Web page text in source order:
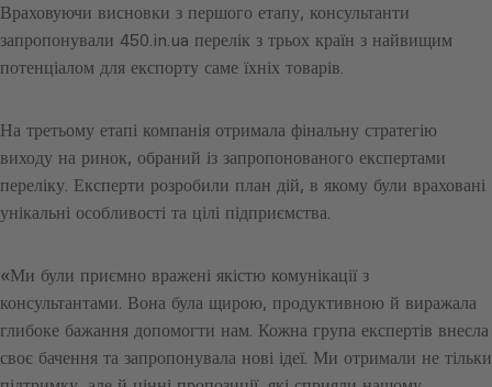
Враховуючи висновки з першого етапу, консультанти
запропонували 450.in.ua перелік з трьох країн з найвищим
потенціалом для експорту саме їхніх товарів.
На третьому етапі компанія отримала фінальну стратегію
виходу на ринок, обраний із запропонованого експертами
переліку. Експерти розробили план дій, в якому були враховані
унікальні особливості та цілі підприємства.
«Ми були приємно вражені якістю комунікації з
консультантами. Вона була щирою, продуктивною й виражала
глибоке бажання допомогти нам. Кожна група експертів внесла
своє бачення та запропонувала нові ідеї. Ми отримали не тільки